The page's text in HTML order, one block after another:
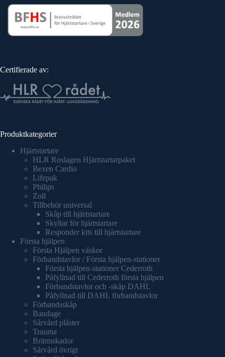
Certifierade av:
Produktkategorier
Hjärtstartare
HLR Roslagen Hjärtstartarpaket
Bexen Cardio
Lifepak
Philips
Zoll
Tillbehör universal
Skåp till hjärtstartare
Skyltar för hjärtstartare
Responder kits till hjärtstartare
Första hjälpen
Första Hjälpen väskor
Förbandstavlor / Första hjälpen-stationer
Första hjälpen-stationer Cederroth
Påfyllnad till Cederroth första hjälpen
Förbandstavlor och -skåp DAHL
Påfyllnad till DAHL förbandstavlor
Förbandsskåp
Bandage
Sårvård plåster
Trauma
Brännskador
Sårvård övrigt